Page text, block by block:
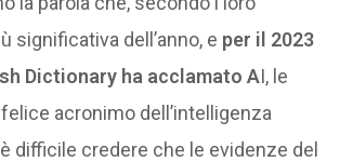
significativa dell’anno, e per il 2023
Dictionary ha acclamato AI, le
acronimo dell’intelligenza
difficile credere che le evidenze del